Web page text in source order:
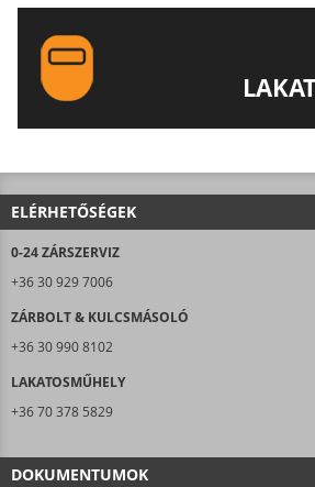
ELÉRHETŐSÉGEK
0-24 ZÁRSZERVIZ
+36 30 929 7006
ZÁRBOLT & KULCSMÁSOLÓ
+36 30 990 8102
LAKATOSMŰHELY
+36 70 378 5829
DOKUMENTUMOK